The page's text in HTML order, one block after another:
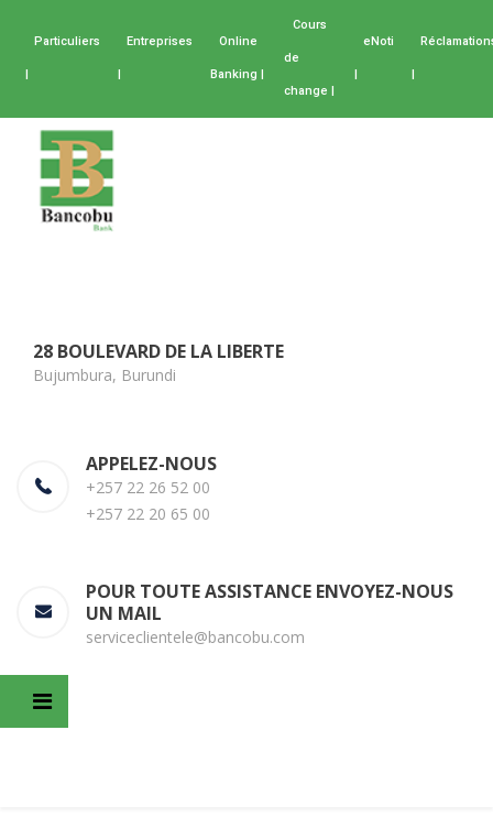
Particuliers
|
Entreprises
|
Online
Banking |
Cours
de
change |
eNoti
| |
28 BOULEVARD DE LA LIBERTE
Bujumbura, Burundi
APPELEZ-NOUS
+257 22 26 52 00
+257 22 20 65 00
POUR TOUTE ASSISTANCE ENVOYEZ-NOUS
UN MAIL
serviceclientele@bancobu.com